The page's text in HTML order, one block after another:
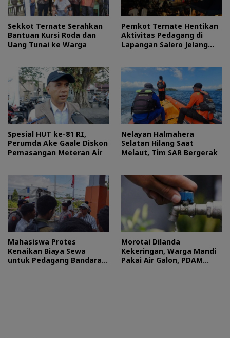
Sekkot Ternate Serahkan
Bantuan Kursi Roda dan
Uang Tunai ke Warga
Pemkot Ternate Hentikan
Aktivitas Pedagang di
Lapangan Salero Jelang
Spesial HUT ke-81 RI,
Perumda Ake Gaale Diskon
Pemasangan Meteran Air
Nelayan Halmahera
Selatan Hilang Saat
Melaut, Tim SAR Bergerak
Mahasiswa Protes
Kenaikan Biaya Sewa
untuk Pedagang Bandara
Morotai Dilanda
Kekeringan, Warga Mandi
Pakai Air Galon, PDAM